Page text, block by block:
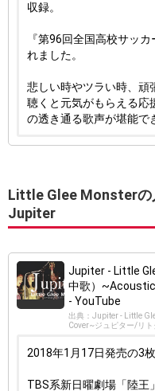
収録。
『第96回全国高校サッ
れました。
悲しい時やツラい時、頑
聴くと元気がもらえる応
の透き通る歌声が堪能で
Little Glee Monsterの
Jupiter
Jupiter - Little
中歌）
- YouTube
出典：Jupiter - Little
Cover~ジュピター/リト
2018年1月17日発売の3
TBS系新日曜劇場「陸王